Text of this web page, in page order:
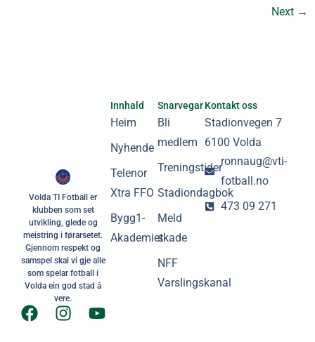
Next →
Volda TI Fotball er
klubben som set
utvikling, glede og
meistring i førarsetet.
Gjennom respekt og
samspel skal vi gje alle
som spelar fotball i
Volda ein god stad å
vere.
Snarvegar
Bli
medlem
Treningstider
Stadiondagbok
Meld
skade
NFF
Varslingskanal
Innhald
Heim
Nyhende
Telenor
Xtra FFO
Bygg1-
Akademiet
Kontakt oss
Stadionvegen 7
6100 Volda
ronnaug@vti-
fotball.no
473 09 271